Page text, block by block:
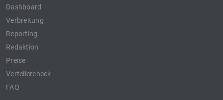
Dashboard
Verbreitung
Reporting
Redaktion
Preise
Verteilercheck
FAQ